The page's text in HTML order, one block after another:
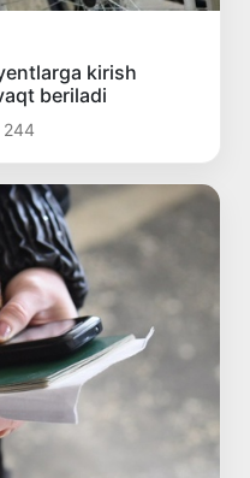
kirish
beriladi
244